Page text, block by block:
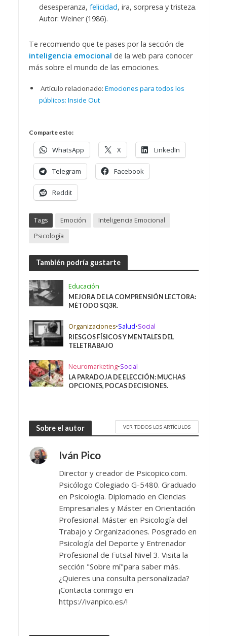
desesperanza, felicidad, ira, sorpresa y tristeza.
Autor: Weiner (1986).
Te recomiendo que te pases por la sección de
inteligencia emocional de la web para conocer
más sobre el mundo de las emociones.
Artículo relacionado: Emociones para todos los
públicos: Inside Out
Comparte esto:
WhatsApp X LinkedIn
Telegram Facebook
Reddit
Tags Emoción
Inteligencia Emocional
Psicología
También podría gustarte
Educación
MEJORA DE LA COMPRENSIÓN LECTORA:
MÉTODO SQ3R.
Organizaciones•Salud•Social
RIESGOS FÍSICOS Y MENTALES DEL
TELETRABAJO
Neuromarketing•Social
LA PARADOJA DE ELECCIÓN: MUCHAS
OPCIONES, POCAS DECISIONES.
Sobre el autor VER TODOS LOS ARTÍCULOS
Iván Pico
Director y creador de Psicopico.com.
Psicólogo Colegiado G-5480. Graduado
en Psicología. Diplomado en Ciencias
Empresariales y Máster en Orientación
Profesional. Máster en Psicología del
Trabajo y Organizaciones. Posgrado en
Psicología del Deporte y Entrenador
Profesional de Futsal Nivel 3. Visita la
sección "Sobre mí"para saber más.
¿Quieres una consulta personalizada?
¡Contacta conmigo en
https://ivanpico.es/!